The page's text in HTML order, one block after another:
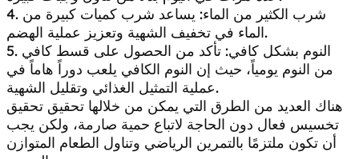
4. شرب الكثير من الماء: يساعد شرب كميات كبيرة من
الماء في تخفيف الشهية وتعزيز عملية الهضم.
5. النوم بشكل كافي: تأكد من الحصول على قسط كافي
من النوم يومياً، حيث إن النوم الكافي يلعب دوراً هاماً في
عملية التمثيل الغذائي وتقليل الشهية.
هناك العديد من الطرق التي يمكن من خلالها تحقيق تحقيق
تخسيس فعال دون الحاجة لاتباع حمية صارمة، ولكن يجب
أن تكون ملتزمًا بالتمرين الرياضي وتناول الطعام المتوازن